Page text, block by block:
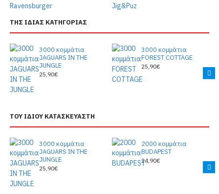
ΤΗΣ ΙΔΙΑΣ ΚΑΤΗΓΟΡΙΑΣ
3000 κομμάτια
JAGUARS IN THE
JUNGLE
25,90€
3000 κομμάτια
FOREST COTTAGE
25,90€
ΤΟΥ ΙΔΙΟΥ ΚΑΤΑΣΚΕΥΑΣΤΗ
3000 κομμάτια
JAGUARS IN THE
JUNGLE
25,90€
2000 κομμάτια
BUDAPEST
24,90€